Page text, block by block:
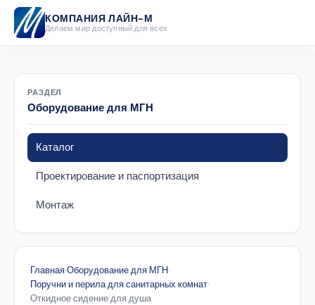
КОМПАНИЯ ЛАЙН-М
Делаем мир доступный для всех
РАЗДЕЛ
Оборудование для МГН
Каталог
Проектирование и паспортизация
Монтаж
Главная·Оборудование для МГН·
Поручни и перила для санитарных комнат·
Откидное сидение для душа